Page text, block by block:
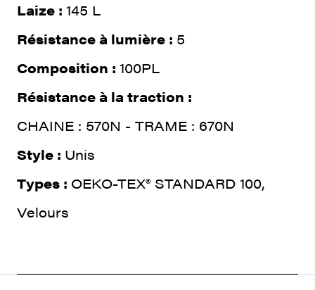
Laize : 145 L
Résistance à lumière : 5
Composition : 100PL
Résistance à la traction :
CHAINE : 570N - TRAME : 670N
Style : Unis
Types : OEKO-TEX® STANDARD 100,
Velours